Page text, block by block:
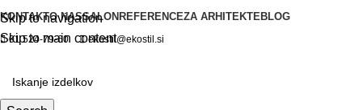
Skip to navigation
Skip to main content
KONTAKTO NASSALON REFERENCEZA ARHITEKTEBLOG
01 524-79-60 ekostil@ekostil.si